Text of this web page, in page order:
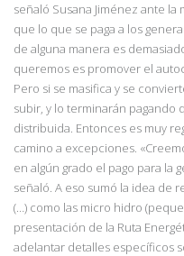
señaló Susana Jiménez ante la
que lo que se paga a los
de alguna manera es
queremos es promover el
Pero si se masifica y se
subir, y lo terminarán
distribuida. Entonces es muy
camino a excepciones.
en algún grado el pago para la
señaló. A eso sumó la idea de
(…) como las micro hidro
presentación de la Ruta
adelantar detalles específicos